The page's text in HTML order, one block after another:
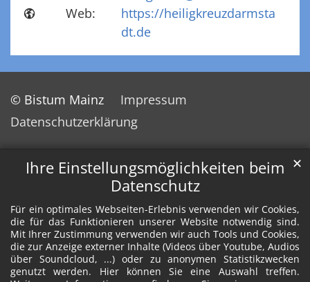
Ihre Einstellungsmöglichkeiten beim
Datenschutz
Für ein optimales Webseiten-Erlebnis verwenden wir Cookies,
die für das Funktionieren unserer Website notwendig sind.
Mit Ihrer Zustimmung verwenden wir auch Tools und Cookies,
die zur Anzeige externer Inhalte (Videos über Youtube, Audios
über Soundcloud, ...) oder zu anonymen Statistikzwecken
genutzt werden. Hier können Sie eine Auswahl treffen.
✕
Web:
https://heiligkreuzdarmsta
dt.de
© Bistum Mainz
Impressum
Datenschutzerklärung